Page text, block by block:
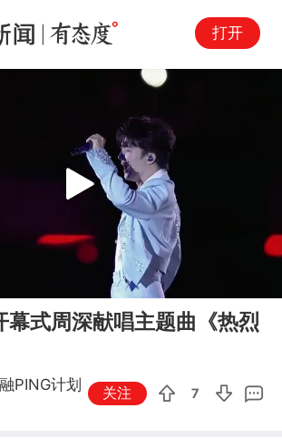
打开
Play
式周深献唱主题曲《热烈
PING计划 关注 7